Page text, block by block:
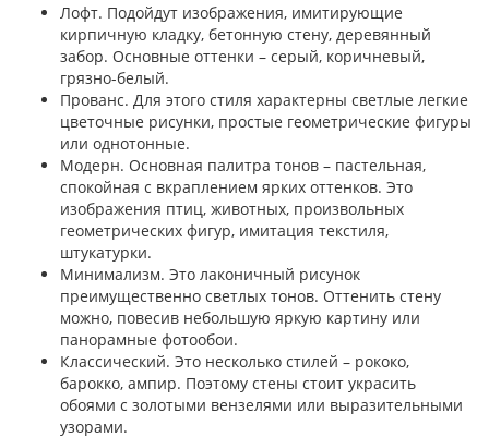
Лофт. Подойдут изображения, имитирующие
кирпичную кладку, бетонную стену, деревянный
забор. Основные оттенки – серый, коричневый,
грязно-белый.
Прованс. Для этого стиля характерны светлые легкие
цветочные рисунки, простые геометрические фигуры
или однотонные.
Модерн. Основная палитра тонов – пастельная,
спокойная с вкраплением ярких оттенков. Это
изображения птиц, животных, произвольных
геометрических фигур, имитация текстиля,
штукатурки.
Минимализм. Это лаконичный рисунок
преимущественно светлых тонов. Оттенить стену
можно, повесив небольшую яркую картину или
панорамные фотообои.
Классический. Это несколько стилей – рококо,
барокко, ампир. Поэтому стены стоит украсить
обоями с золотыми вензелями или выразительными
узорами.